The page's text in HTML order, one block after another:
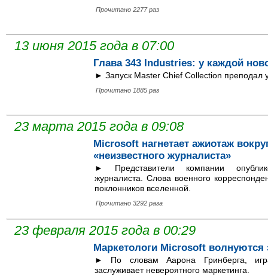
Прочитано 2277 раз
13 июня 2015 года в 07:00
Глава 343 Industries: у каждой
► Запуск Master Chief Collection преподал
Прочитано 1885 раз
23 марта 2015 года в 09:08
Microsoft нагнетает ажиотаж
«неизвестного журналиста»
► Представители компании
журналиста. Слова военного
поклонников вселенной.
Прочитано 3292 раза
23 февраля 2015 года в 00:29
Маркетологи Microsoft волнуются
► По словам Аарона Гринберга,
заслуживает невероятного маркетинга.